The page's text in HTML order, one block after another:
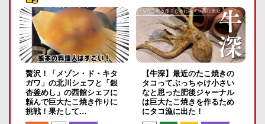
贅沢！「メゾン・ド・キタ
ガワ」の北川シェフと「銀
杏釜めし」の西館シェフに
頼んで巨大たこ焼き作りに
挑戦！果たして…
【牛深】最近のたこ焼きの
タコってぶっちゃけ小さい
なと思った肥後ジャーナル
は巨大たこ焼きを作るため
にタコ漁に出た！